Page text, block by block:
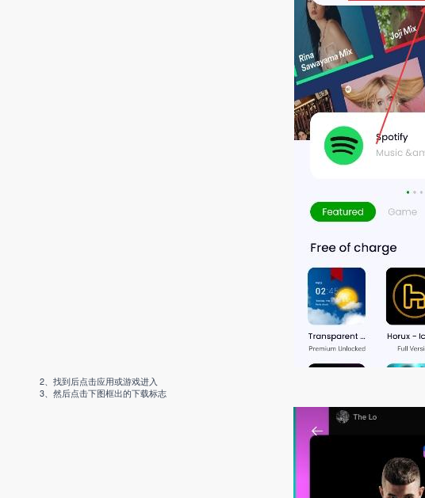
2、找到后点击应用或游戏进入
3、然后点击下图框出的下载标志